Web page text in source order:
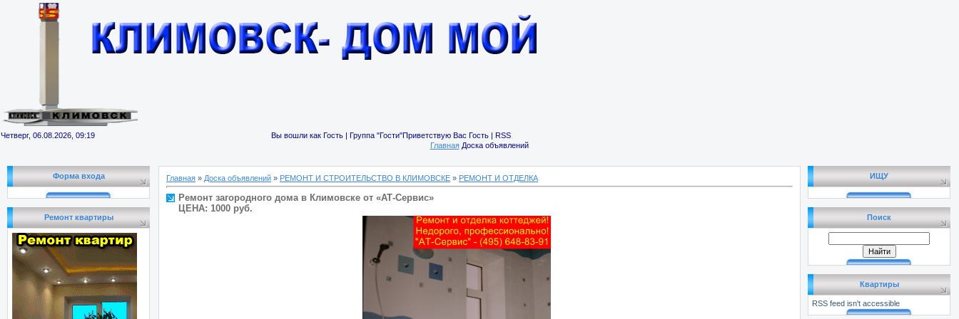
Четверг, 06.08.2026, 09:19
Вы вошли как Гость | Группа "Гости"Приветствую Вас Гость | RSS
ГлавнаяДоска объявлений
Форма входа
Ремонт квартиры
Главная » Доска объявлений » РЕМОНТ И СТРОИТЕЛЬСТВО В КЛИМОВСКЕ » РЕМОНТ И ОТДЕЛКА
Ремонт загородного дома в Климовске от «АТ-Сервис»
ЦЕНА: 1000 руб.
ИЩУ
Поиск
Квартиры
RSS feed isn't accessible